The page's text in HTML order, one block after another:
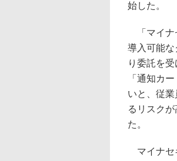
始した。
「マイナ
導入可能な
り委託を
「通知カ
いと、従
るリスク
た。
マイナセ